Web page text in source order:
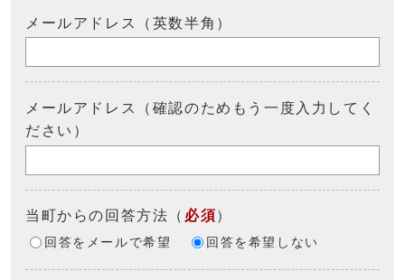
メールアドレス（英数半角）
メールアドレス（確認のためもう一度入力してく
ださい）
当町からの回答方法 （ 必須）
回答をメールで希望 回答を希望しない